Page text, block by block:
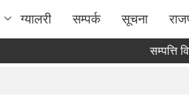
ग्यालरी सम्पर्क सूचना
सम्पत्ति